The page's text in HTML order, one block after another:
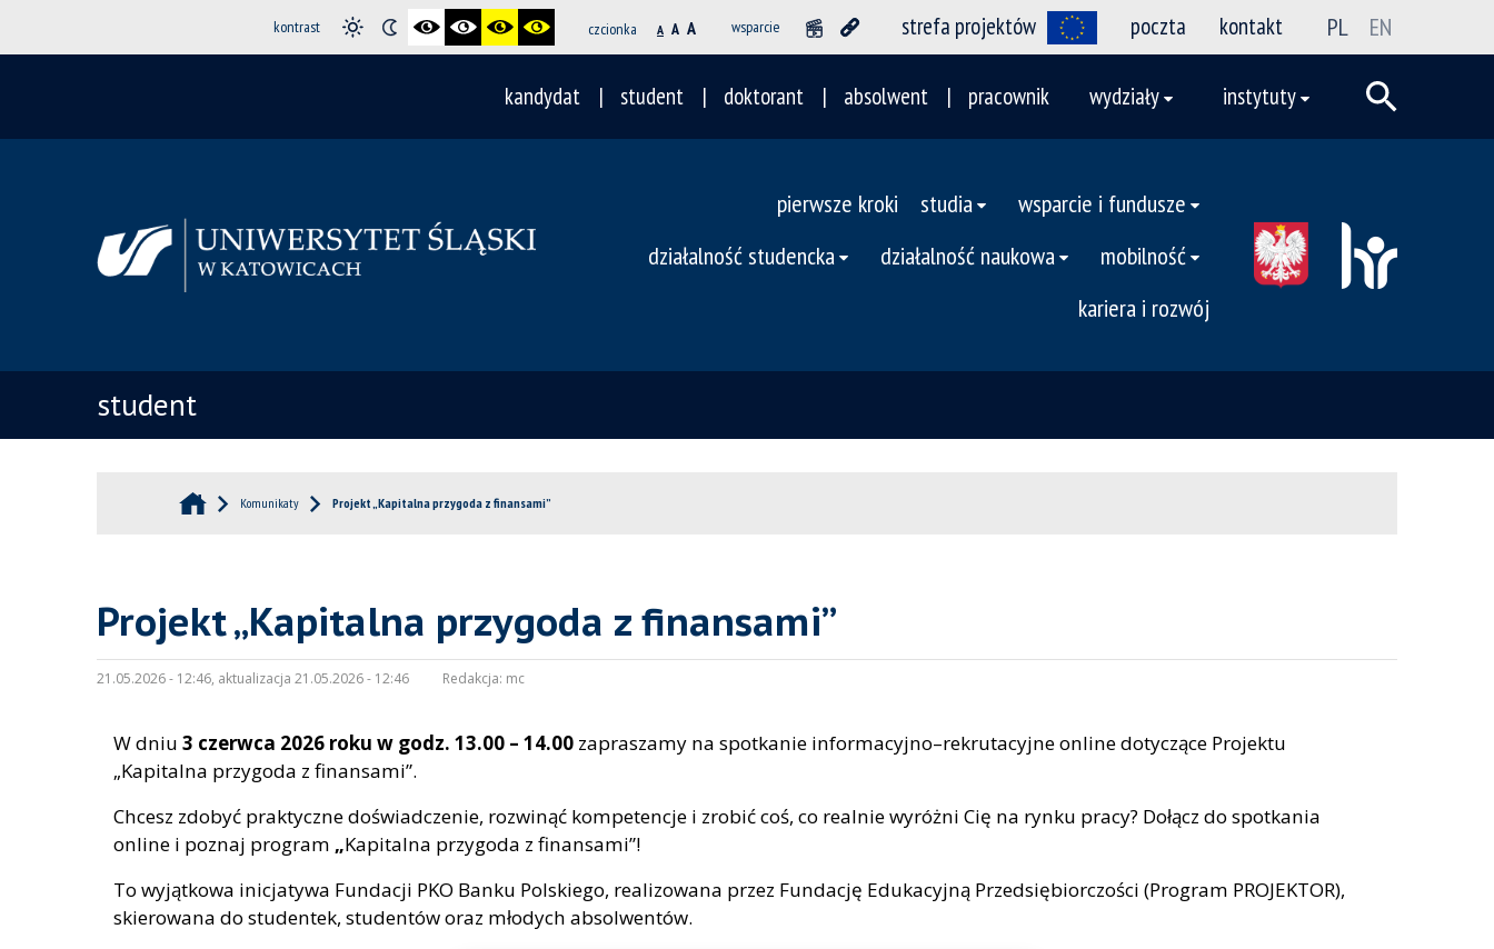
kontrast czcionka A A A wsparcie strefa projektów poczta kontakt PL EN
kandydat student doktorant absolwent pracownik wydziały instytuty
pierwsze kroki studia
wsparcie i fundusze
działalność studencka
działalność naukowa
mobilność
kariera i rozwój
student
Komunikaty Projekt „Kapitalna przygoda z finansami”
Projekt „Kapitalna przygoda z finansami”
21.05.2026 - 12:46, aktualizacja 21.05.2026 - 12:46 Redakcja: mc
W dniu 3 czerwca 2026 roku w godz. 13.00 – 14.00 zapraszamy na spotkanie informacyjno–rekrutacyjne online dotyczące Projektu
„Kapitalna przygoda z finansami”.
Chcesz zdobyć praktyczne doświadczenie, rozwinąć kompetencje i zrobić coś, co realnie wyróżni Cię na rynku pracy? Dołącz do spotkania
online i poznaj program „Kapitalna przygoda z finansami”!
To wyjątkowa inicjatywa Fundacji PKO Banku Polskiego, realizowana przez Fundację Edukacyjną Przedsiębiorczości (Program PROJEKTOR),
skierowana do studentek, studentów oraz młodych absolwentów.